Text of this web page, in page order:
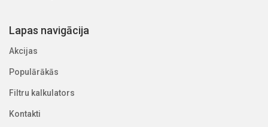
Lapas navigācija
Akcijas
Populārākās
Filtru kalkulators
Kontakti